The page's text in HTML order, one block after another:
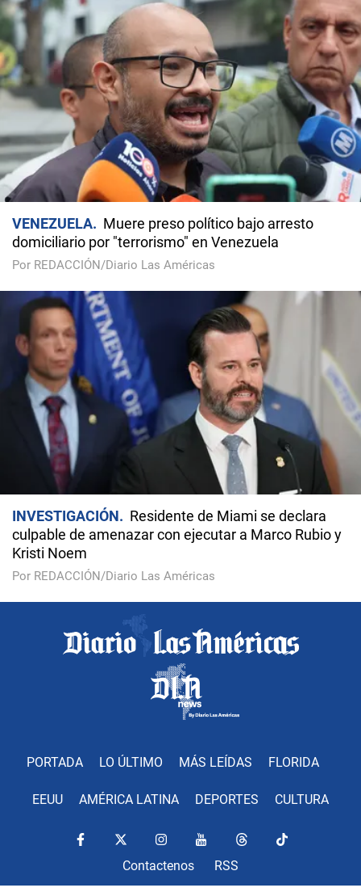
VENEZUELA
Muere preso político bajo arresto
domiciliario por "terrorismo" en Venezuela
Por REDACCIÓN/Diario Las Américas
INVESTIGACIÓN
Residente de Miami se declara
culpable de amenazar con ejecutar a Marco Rubio y
Kristi Noem
Por REDACCIÓN/Diario Las Américas
PORTADA LO ÚLTIMO MÁS LEÍDAS FLORIDA
EEUU AMÉRICA LATINA DEPORTES CULTURA
Contactenos RSS